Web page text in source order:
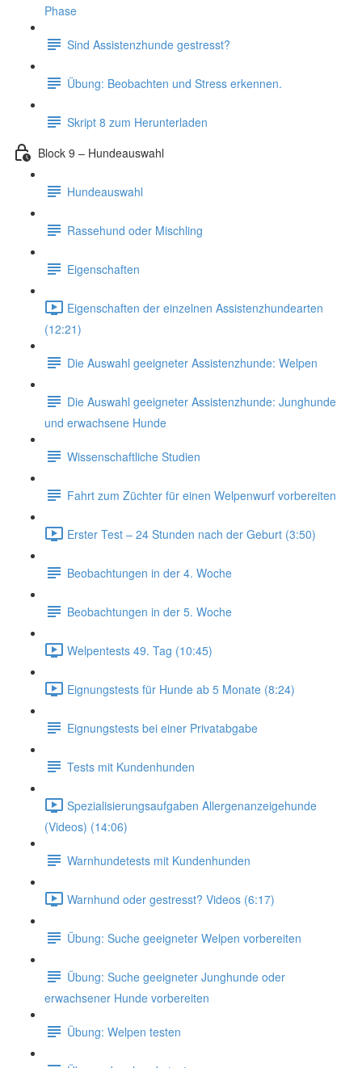
Phase
Sind Assistenzhunde gestresst?
Übung: Beobachten und Stress erkennen.
Skript 8 zum Herunterladen
Block 9 – Hundeauswahl
Hundeauswahl
Rassehund oder Mischling
Eigenschaften
Eigenschaften der einzelnen Assistenzhundearten
(12:21)
Die Auswahl geeigneter Assistenzhunde: Welpen
Die Auswahl geeigneter Assistenzhunde: Junghunde
und erwachsene Hunde
Wissenschaftliche Studien
Fahrt zum Züchter für einen Welpenwurf vorbereiten
Erster Test – 24 Stunden nach der Geburt (3:50)
Beobachtungen in der 4. Woche
Beobachtungen in der 5. Woche
Welpentests 49. Tag (10:45)
Eignungstests für Hunde ab 5 Monate (8:24)
Eignungstests bei einer Privatabgabe
Tests mit Kundenhunden
Spezialisierungsaufgaben Allergenanzeigehunde
(Videos) (14:06)
Warnhundetests mit Kundenhunden
Warnhund oder gestresst? Videos (6:17)
Übung: Suche geeigneter Welpen vorbereiten
Übung: Suche geeigneter Junghunde oder
erwachsener Hunde vorbereiten
Übung: Welpen testen